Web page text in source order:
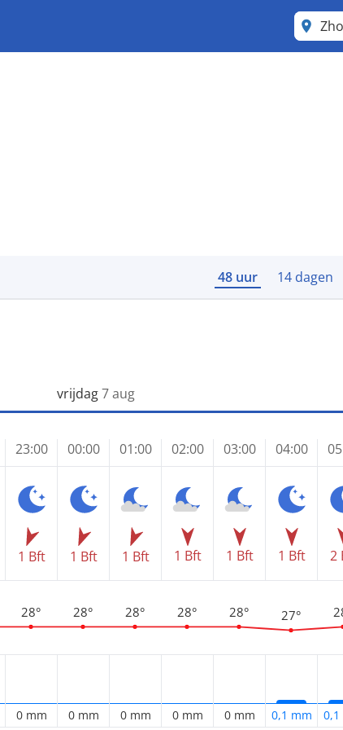
48 uur 14 dagen
23:00
1 Bft
28°
0 mm
vrijdag7 aug
00:00
1 Bft
28°
0 mm
01:00
1 Bft
28°
0 mm
02:00
1 Bft
28°
0 mm
03:00
1 Bft
28°
0 mm
04:00
1 Bft
27°
0,1 mm
2
0,1